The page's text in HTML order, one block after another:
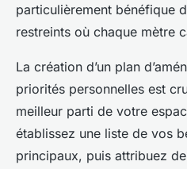
particulièrement bénéfique
restreints où chaque mètre
La création d’un plan
priorités personnelles est
meilleur parti de votre
établissez une liste de vos
principaux, puis attribuez